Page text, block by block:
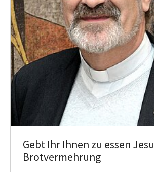
Gebt Ihr Ihnen zu essen Jesu
Brotvermehrung